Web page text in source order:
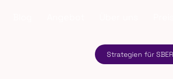
Strategien für